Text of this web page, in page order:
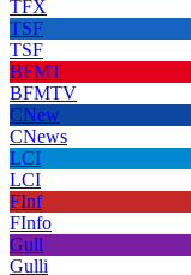
TFX
TSF
TSF
BFMT
BFMTV
CNew
CNews
LCI
LCI
FInf
FInfo
Gull
Gulli